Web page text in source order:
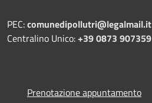
PEC:comunedipollutri@legalmail.it
Centralino Unico:+39 0873 907359
Prenotazione appuntamento